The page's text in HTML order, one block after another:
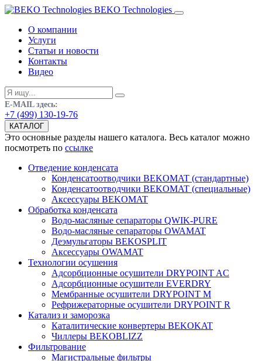
BEKO Technologies
О компании
Услуги
Статьи и новости
Контакты
Видео
E-MAIL здесь:
+7 (499) 130-19-76
КАТАЛОГ
Это основные разделы нашего каталога. Весь каталог можно
посмотреть по ссылке
Отведение конденсата
Конденсатоотводчики BEKOMAT (стандартные)
Конденсатоотводчики BEKOMAT (специальные)
Аксессуары BEKOMAT
Обработка конденсата
Водо-масляные сепараторы QWIK-PURE
Водо-масляные сепараторы OWAMAT
Деэмульгаторы BEKOSPLIT
Аксессуары OWAMAT
Технологии осушения
Адсорбционные осушители DRYPOINT AC
Адсорбционные осушители EVERDRY
Мембранные осушители DRYPOINT M
Рефрижераторные осушители DRYPOINT R
Катализ и заморозка
Каталитические конвертеры BEKOKAT
Чиллеры BEKOBLIZZ
Фильтрование
Магистральные фильтры